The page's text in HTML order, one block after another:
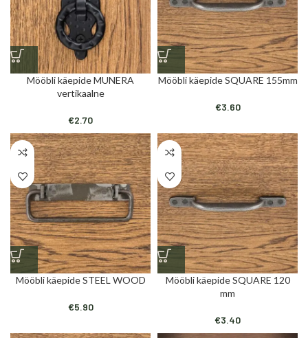
Mööbli käepide MUNERA
vertikaalne
€2.70
Mööbli käepide SQUARE 155mm
€3.60
Mööbli käepide STEEL WOOD
€5.90
Mööbli käepide SQUARE 120
mm
€3.40